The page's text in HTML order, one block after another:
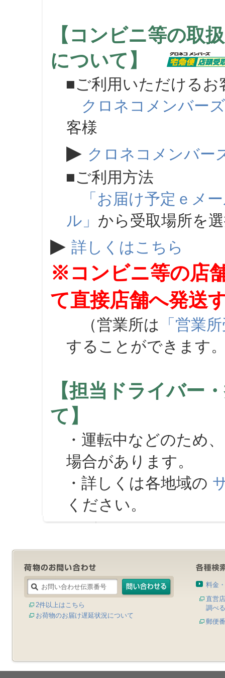
【コンビニ等の取
について】
■ご利用いただけるお
クロネコメンバーズ
客様
▶ クロネコメンバー
■ご利用方法
「お届け予定ｅメ
ル」 から受取場所を
▶ 詳しくはこちら
※コンビニ等の店
て直接店舗へ発送
（営業所は 「営業
することができます
【担当ドライバー
て】
・運転中などのため
場合があります。
・詳しくは各地域の
ください。
2件以上はこちら
お荷物のお届け遅延状況について
料金
直営
調べる
郵便